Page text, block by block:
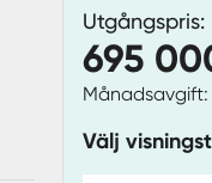
Utgångspris:
695
Välj